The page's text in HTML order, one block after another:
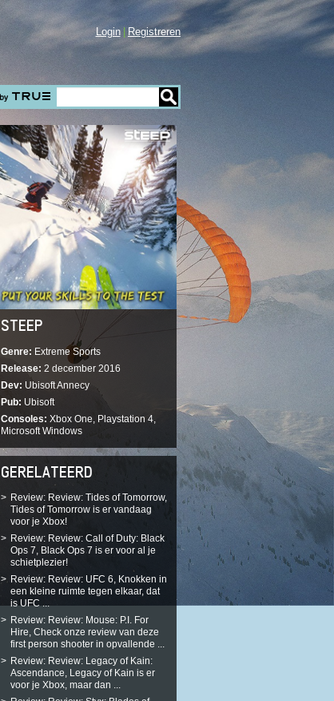
Registreren
Login
STEEP
Genre Extreme Sports
Release 2 december 2016
Dev Ubisoft Annecy
Pub Ubisoft
Consoles Xbox One, Playstation 4,
Microsoft Windows
GERELATEERD
Review: Review: Tides of Tomorrow,
Tides of Tomorrow is er vandaag
voor je Xbox!
Review: Review: Call of Duty: Black
Ops 7, Black Ops 7 is er voor al je
schietplezier!
Review: Review: UFC 6, Knokken in
een kleine ruimte tegen elkaar, dat
is UFC ...
Review: Review: Mouse: P.I. For
Hire, Check onze review van deze
first person shooter in opvallende ...
Review: Review: Legacy of Kain:
Ascendance, Legacy of Kain is er
voor je Xbox, maar dan ...